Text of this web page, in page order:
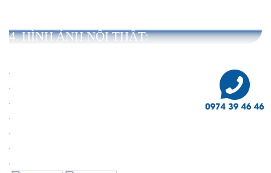
4. HÌNH ẢNH NỘI THẤT: